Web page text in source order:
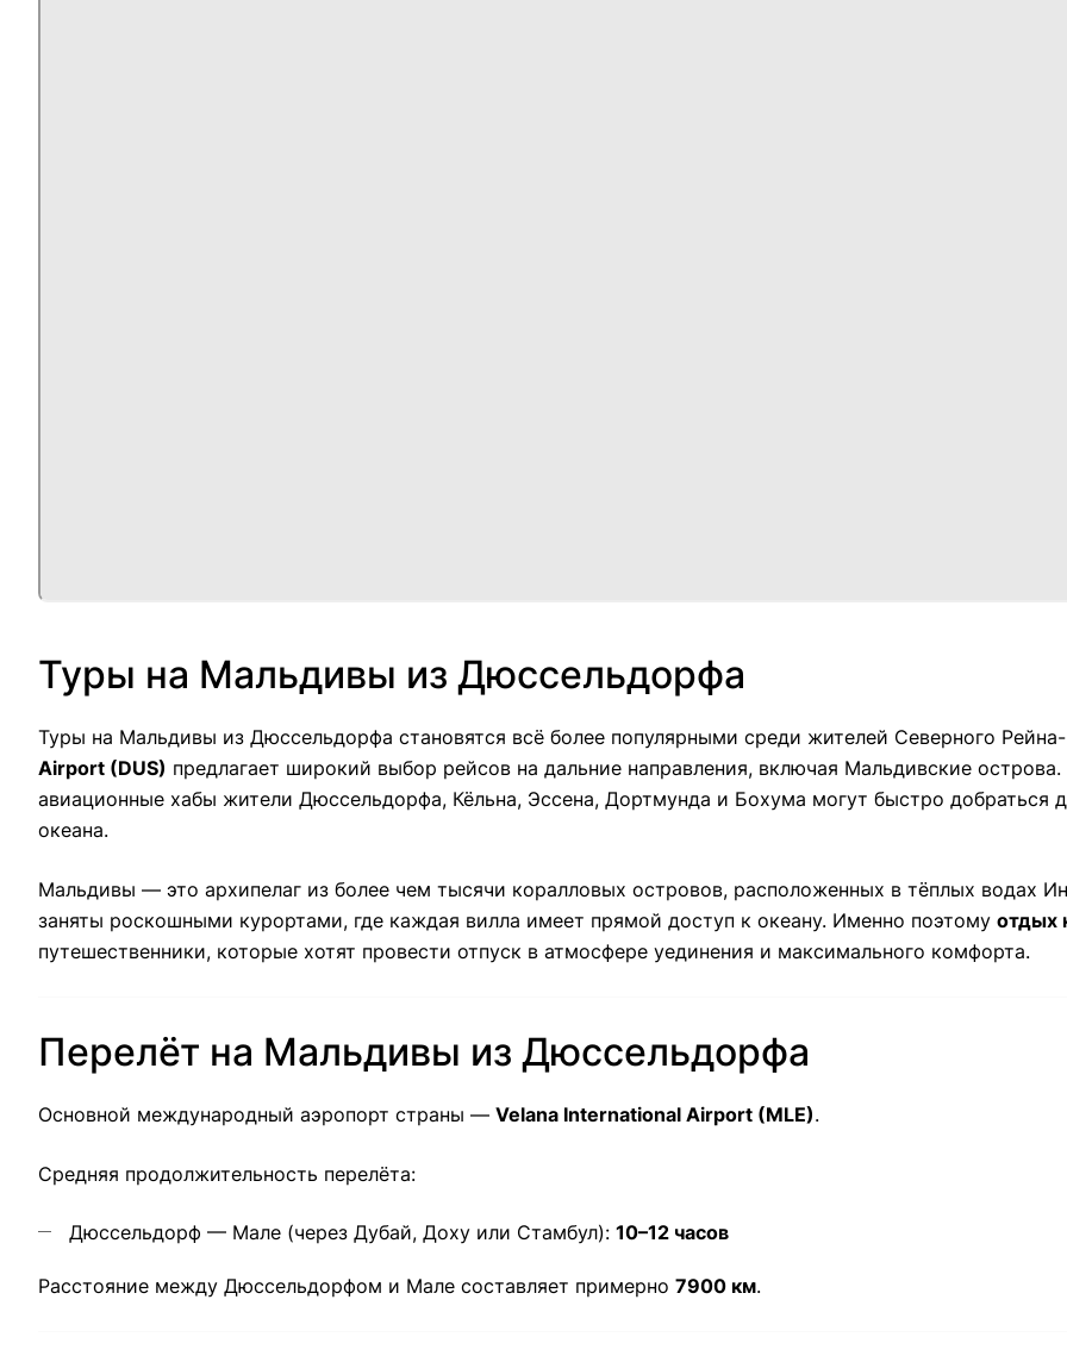
Туры на Мальдивы из Дюссельдорфа
Туры на Мальдивы из Дюссельдорфа становятся всё более популярными среди жителей Северного
Airport (DUS) предлагает широкий выбор рейсов на дальние направления, включая Мальдивские
авиационные хабы жители Дюссельдорфа, Кёльна, Эссена, Дортмунда и Бохума могут быстро добраться
океана.
Мальдивы — это архипелаг из более чем тысячи коралловых островов, расположенных в тёплых водах
заняты роскошными курортами, где каждая вилла имеет прямой доступ к океану. Именно поэтому отдых
путешественники, которые хотят провести отпуск в атмосфере уединения и максимального комфорта.
Перелёт на Мальдивы из Дюссельдорфа
Основной международный аэропорт страны — Velana International Airport (MLE).
Средняя продолжительность перелёта:
Дюссельдорф — Мале (через Дубай, Доху или Стамбул): 10–12 часов
Расстояние между Дюссельдорфом и Мале составляет примерно 7900 км.